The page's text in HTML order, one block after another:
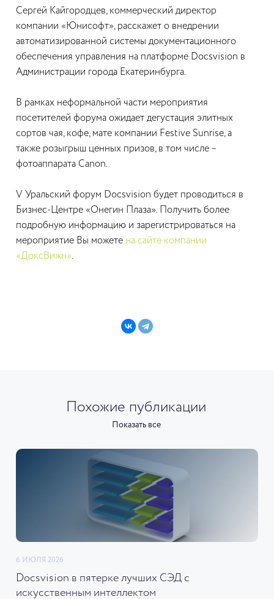
Сергей Кайгородцев, коммерческий директор
компании «Юнисофт», расскажет о внедрении
автоматизированной системы документационного
обеспечения управления на платформе Docsvision в
Администрации города Екатеринбурга.
В рамках неформальной части мероприятия
посетителей форума ожидает дегустация элитных
сортов чая, кофе, мате компании Festive Sunrise, а
также розыгрыш ценных призов, в том числе –
фотоаппарата Canon.
V Уральский форум Docsvision будет проводиться в
Бизнес-Центре «Онегин Плаза». Получить более
подробную информацию и зарегистрироваться на
мероприятие Вы можете на сайте компании
«ДоксВижн».
Похожие публикации
Показать все
6 ИЮЛЯ 2026
Docsvision в пятерке лучших СЭД с
искусственным интеллектом